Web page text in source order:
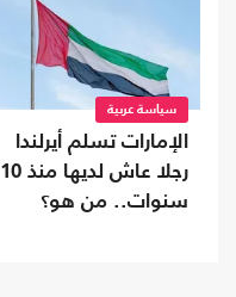
سياسة عربية
الإمارات تسلم أيرلندا
رجلا عاش لديها منذ 10
سنوات.. من هو؟